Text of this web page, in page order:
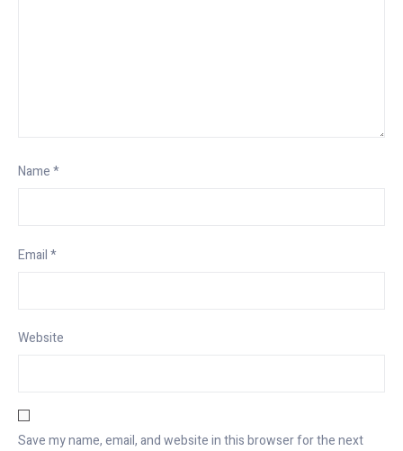
Name*
Email*
Website
Save my name, email, and website in this browser for the next